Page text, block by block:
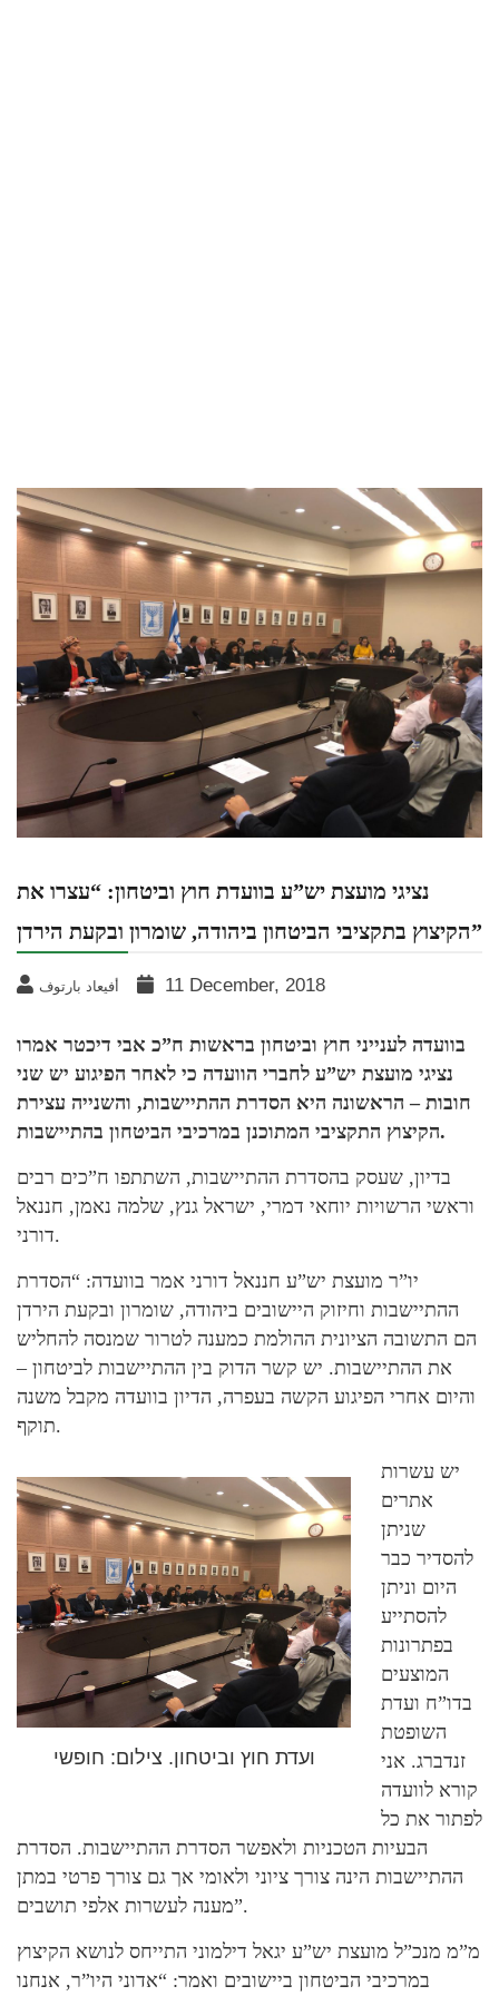
נציגי מועצת יש”ע בוועדת חוץ וביטחון: “עצרו את
הקיצוץ בתקציבי הביטחון ביהודה, שומרון ובקעת הירדן”
أفيعاد بارتوف 11 December, 2018
בוועדה לענייני חוץ וביטחון בראשות ח”כ אבי דיכטר אמרו
נציגי מועצת יש”ע לחברי הוועדה כי לאחר הפיגוע יש שני
חובות – הראשונה היא הסדרת ההתיישבות, והשנייה עצירת
הקיצוץ התקציבי המתוכנן במרכיבי הביטחון בהתיישבות.
בדיון, שעסק בהסדרת ההתיישבות, השתתפו ח”כים רבים
וראשי הרשויות יוחאי דמרי, ישראל גנץ, שלמה נאמן, חננאל
דורני.
יו”ר מועצת יש”ע חננאל דורני אמר בוועדה: “הסדרת
ההתיישבות וחיזוק היישובים ביהודה, שומרון ובקעת הירדן
הם התשובה הציונית ההולמת כמענה לטרור שמנסה להחליש
את ההתיישבות. יש קשר הדוק בין ההתיישבות לביטחון –
והיום אחרי הפיגוע הקשה בעפרה, הדיון בוועדה מקבל משנה
תוקף.
ועדת חוץ וביטחון. צילום: חופשי
יש עשרות
אתרים
שניתן
להסדיר כבר
היום וניתן
להסתייע
בפתרונות
המוצעים
בדו”ח ועדת
השופטת
זנדברג. אני
קורא לוועדה
לפתור את כל
הבעיות הטכניות ולאפשר הסדרת ההתיישבות. הסדרת
ההתיישבות הינה צורך ציוני ולאומי אך גם צורך פרטי במתן
מענה לעשרות אלפי תושבים”.
מ”מ מנכ”ל מועצת יש”ע יגאל דילמוני התייחס לנושא הקיצוץ
במרכיבי הביטחון ביישובים ואמר: “אדוני היו”ר, אנחנו